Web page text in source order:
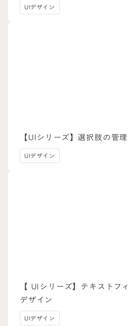
UIデザイン
【UIシリーズ】選択肢の管理
UIデザイン
【 UIシリーズ】テキストフ
デザイン
UIデザイン